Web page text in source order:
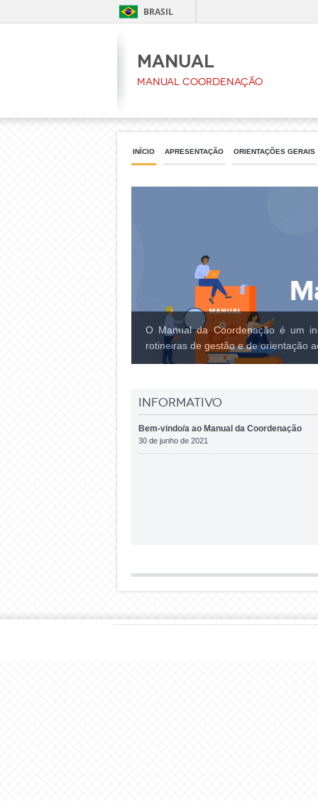
BRASIL
Manual
Manual coordenação
INÍCIO APRESENTAÇÃO ORIENTAÇÕES GERAIS
O Manual da Coordenação é um
rotineiras de gestão e de orientação
Informativo
Bem-vindo/a ao Manual da Coordenação
30 de junho de 2021